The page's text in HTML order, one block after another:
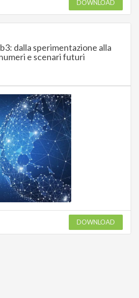
DOWNLOAD
dalla sperimentazione alla
e scenari futuri
DOWNLOAD